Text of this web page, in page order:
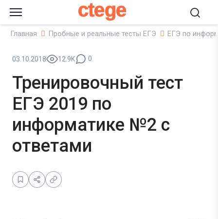
ctege
Главная Пробные и реальные тесты ЕГЭ ЕГЭ по
03.10.2018 12.9K 0
Тренировочный тест
ЕГЭ 2019 по
информатике №2 с
ответами